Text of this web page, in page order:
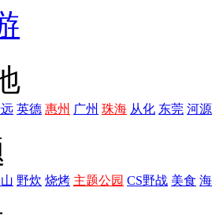
英德 惠州 广州 珠海 从化 东莞 河源
野炊 烧烤 主题公园 CS野战 美食